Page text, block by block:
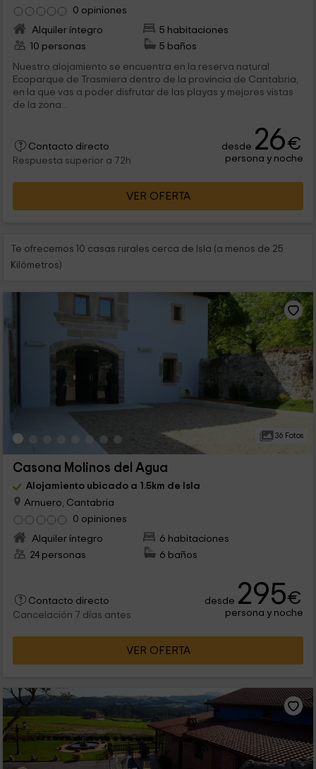
0 opiniones
Alquiler íntegro
5 habitaciones
10 personas
5 baños
Nuestro alojamiento se encuentra en la reserva natural
Ecoparque de Trasmiera dentro de la provincia de Cantabria,
en la que vas a poder disfrutar de las playas y mejores vistas
de la zona...
Contacto directo
Respuesta superior a 72h
desde 26€
persona y noche
VER OFERTA
Te ofrecemos 10 casas rurales cerca de Isla (a menos de 25
Kilómetros)
36 Fotos
Casona Molinos del Agua
Alojamiento ubicado a 1.5km de Isla
Arnuero, Cantabria
0 opiniones
Alquiler íntegro
6 habitaciones
24 personas
6 baños
Contacto directo
Cancelación 7 días antes
desde 295€
persona y noche
VER OFERTA